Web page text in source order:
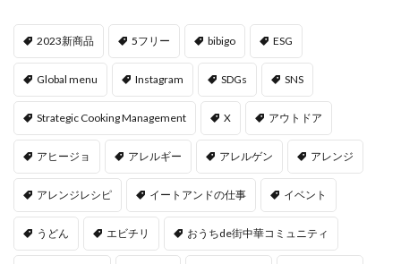
2023新商品 5フリー bibigo ESG
Global menu Instagram SDGs SNS
Strategic Cooking Management X アウトドア
アヒージョ アレルギー アレルゲン アレンジ
アレンジレシピ イートアンドの仕事 イベント
うどん エビチリ おうちde街中華コミュニティ